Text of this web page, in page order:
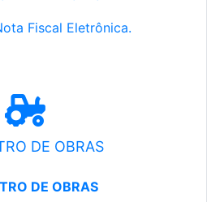
Fiscal Eletrônica.
DE OBRAS
DE OBRAS